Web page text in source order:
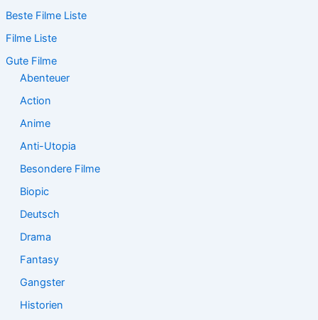
h
n
n
Beste Filme Liste
Filme Liste
Gute Filme
Abenteuer
Action
Anime
Anti-Utopia
Besondere Filme
Biopic
Deutsch
Drama
Fantasy
Gangster
Historien